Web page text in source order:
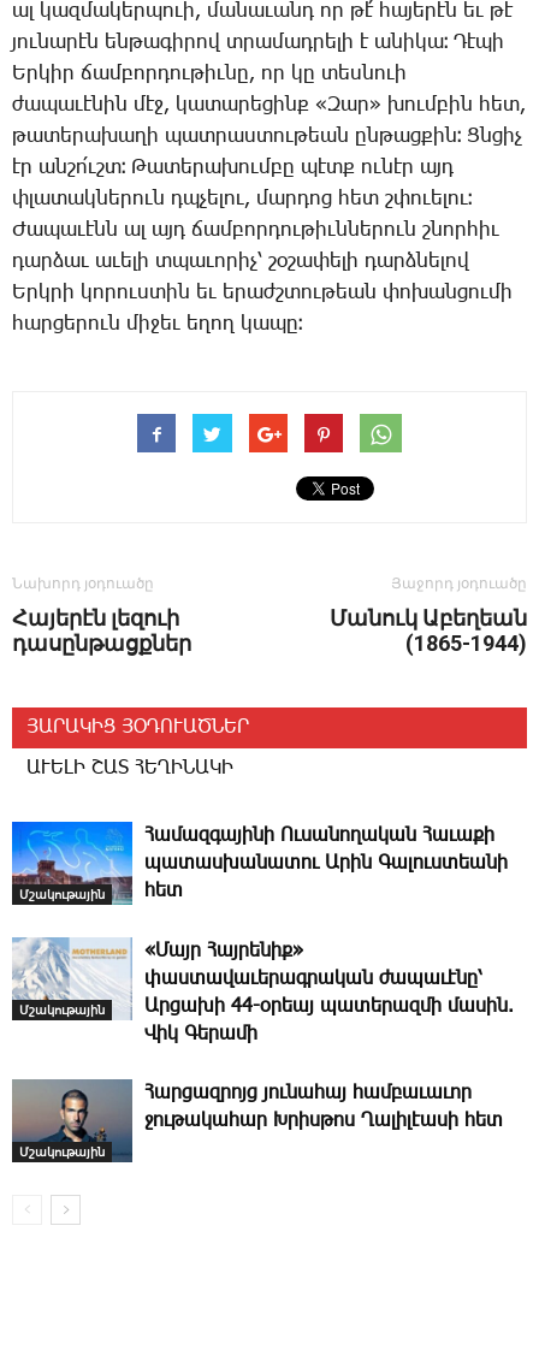
ալ կազ­մա­կեր­պո­ւի, մա­նա­ւանդ որ թէ՛ հա­յե­րէն եւ թէ
յու­նա­րէն են­թա­գի­րով տրա­մադ­րե­լի է ա­նի­կա։ ­Դէ­պի
Եր­կիր ճամ­բոր­դու­թիւ­նը, որ կը տես­նո­ւի
ժա­պա­ւէ­նին մէջ, կա­տա­րե­ցինք «­Զար» խում­բին հետ,
թա­տե­րա­խա­ղի պատ­րաս­տու­թեան ըն­թաց­քին։ Ցն­ցիչ
էր ան­շո՛ւշտ։ ­Թա­տե­րա­խում­բը պէտք ու­նէր այդ
փլա­տակ­նե­րուն դպչե­լու, մար­դոց հետ շփո­ւե­լու։
­Ժա­պա­ւէնն ալ այդ ճամ­բոր­դու­թիւն­նե­րուն շնոր­հիւ
դար­ձաւ ա­ւե­լի տպա­ւո­րիչ՝ շօ­շա­փե­լի դարձ­նե­լով
Երկ­րի կո­րուս­տին եւ ե­րաժշ­տու­թեան փո­խան­ցու­մի
հար­ցե­րուն մի­ջեւ ե­ղող կա­պը։
Նախորդ յօդուածը
Հայերէն լեզուի
դասընթացքներ
Յաջորդ յօդուածը
Մանուկ Աբեղեան
(1865-1944)
ՅԱՐԱԿԻՑ ՅՕԴՈՒԱԾՆԵՐ
ԱՒԵԼԻ ՇԱՏ ՀԵՂԻՆԱԿԻ
Մշակութային
­Հա­մազ­գա­յի­նի Ու­սա­նո­ղա­կան ­Հա­ւա­քի
պա­տաս­խա­նա­տու Ա­րին ­Գա­լուս­տեա­նի
հետ
Մշակութային
«Մայր Հայրենիք»
փաստավաւերագրական ժապաւէնը՝
Արցախի 44-օրեայ պատերազմի մասին.
Վիկ Գերամի
Մշակութային
Հարցազրոյց յունահայ համբաւաւոր
ջութակահար Խրիսթոս Ղալիլէասի հետ